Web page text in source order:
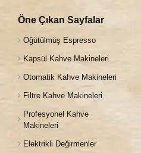
Öne Çıkan Sayfalar
Öğütülmüş Espresso
Kapsül Kahve Makineleri
Otomatik Kahve Makineleri
Filtre Kahve Makineleri
Profesyonel Kahve
Makineleri
Elektrikli Değirmenler